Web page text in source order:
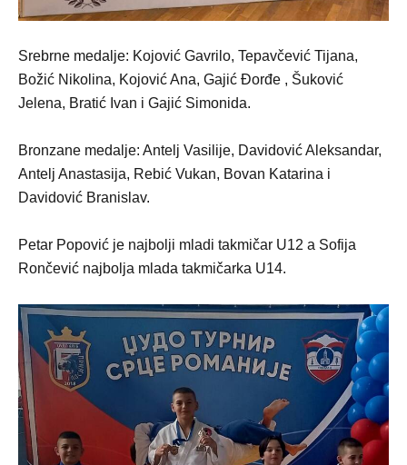
Srebrne medalje: Kojović Gavrilo, Tepavčević Tijana,
Božić Nikolina, Kojović Ana, Gajić Đorđe , Šuković
Jelena, Bratić Ivan i Gajić Simonida.
Bronzane medalje: Antelj Vasilije, Davidović Aleksandar,
Antelj Anastasija, Rebić Vukan, Bovan Katarina i
Davidović Branislav.
Petar Popović je najbolji mladi takmičar U12 a Sofija
Rončević najbolja mlada takmičarka U14.